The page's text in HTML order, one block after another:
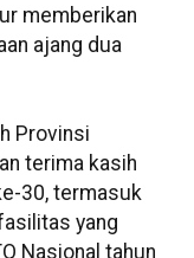
memberikan
ajang dua
Provinsi
terima kasih
30, termasuk
yang
Nasional tahun